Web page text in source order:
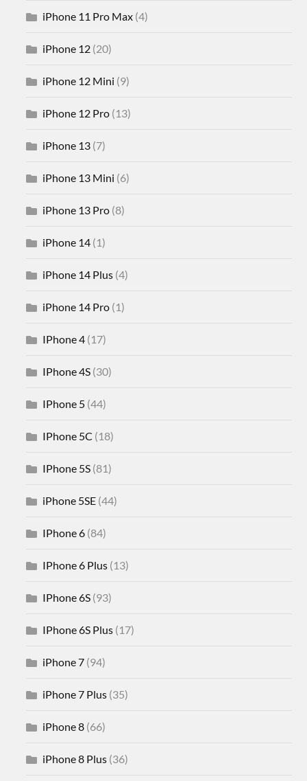
iPhone 11 Pro Max (4)
iPhone 12 (20)
iPhone 12 Mini (9)
iPhone 12 Pro (13)
iPhone 13 (7)
iPhone 13 Mini (6)
iPhone 13 Pro (8)
iPhone 14 (1)
iPhone 14 Plus (4)
iPhone 14 Pro (1)
IPhone 4 (17)
IPhone 4S (30)
IPhone 5 (44)
IPhone 5C (18)
IPhone 5S (81)
iPhone 5SE (44)
IPhone 6 (84)
IPhone 6 Plus (13)
IPhone 6S (93)
IPhone 6S Plus (17)
iPhone 7 (94)
iPhone 7 Plus (35)
iPhone 8 (66)
iPhone 8 Plus (36)